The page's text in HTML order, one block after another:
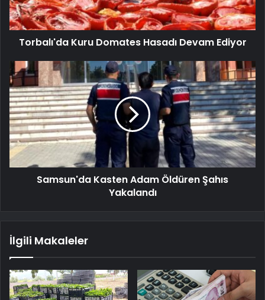
Torbalı'da Kuru Domates Hasadı Devam Ediyor
Samsun'da Kasten Adam Öldüren Şahıs
Yakalandı
İlgili Makaleler